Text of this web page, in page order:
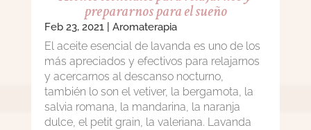
prepararnos para el sueño
Feb 23, 2021| Aromaterapia
El aceite esencial de lavanda es uno de los
más apreciados y efectivos para relajarnos
y acercarnos al descanso nocturno,
también lo son el vetiver, la bergamota, la
salvia romana, la mandarina, la naranja
dulce, el petit grain, la valeriana. Lavanda